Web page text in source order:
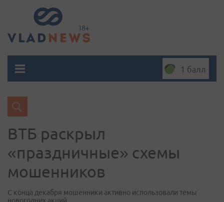
1 балл
ВТБ раскрыл
«праздничные» схемы
мошенников
С конца декабря мошенники активно использовали темы